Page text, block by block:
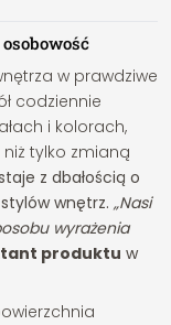
w prawdziwe
codziennie
i kolorach,
tylko zmianą
z dbałością o
wnętrz. „Nasi
wyrażenia
produktu w